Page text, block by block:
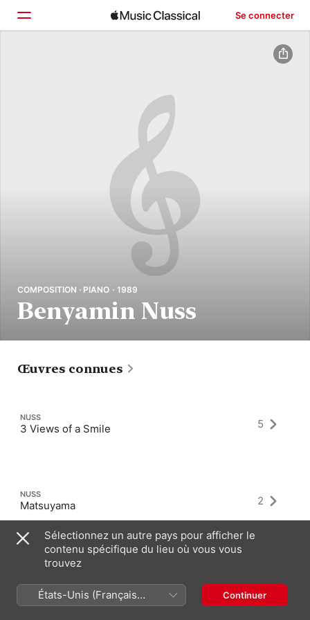
Se connecter
COMPOSITION · PIANO · 1989
Benyamin Nuss
Œuvres connues
NUSS
3 Views of a Smile 5
NUSS
Matsuyama 2
Petite Poeme
Sélectionnez un autre pays pour afficher le
contenu spécifique du lieu où vous vous
trouvez
États-Unis (Français
France)
Continuer